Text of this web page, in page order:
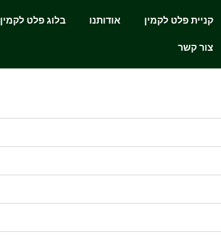
קניית פלט לקמין אודותנו בלוג פלט לקמין
צור קשר